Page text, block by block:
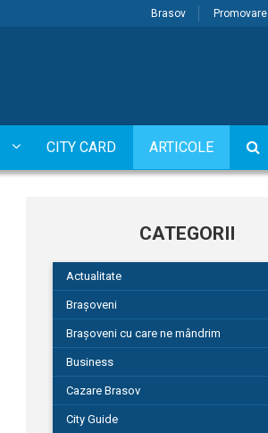
Brasov Promovare
CITY CARD ARTICOLE
CATEGORII
Actualitate
Brașoveni
Brașoveni cu care ne mândrim
Business
Cazare Brasov
City Guide